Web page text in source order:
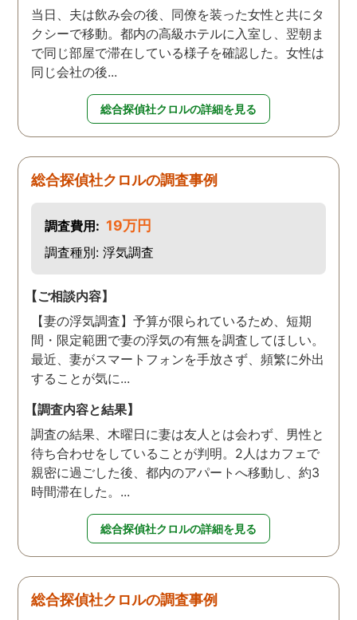
当日、夫は飲み会の後、同僚を装った女性と共にタ
クシーで移動。都内の高級ホテルに入室し、翌朝ま
で同じ部屋で滞在している様子を確認した。女性は
同じ会社の後...
総合探偵社クロルの詳細を見る
総合探偵社クロルの調査事例
調査費用: 19万円
調査種別: 浮気調査
【ご相談内容】
【妻の浮気調査】予算が限られているため、短期
間・限定範囲で妻の浮気の有無を調査してほしい。
最近、妻がスマートフォンを手放さず、頻繁に外出
することが気に...
【調査内容と結果】
調査の結果、木曜日に妻は友人とは会わず、男性と
待ち合わせをしていることが判明。2人はカフェで
親密に過ごした後、都内のアパートへ移動し、約3
時間滞在した。...
総合探偵社クロルの詳細を見る
総合探偵社クロルの調査事例